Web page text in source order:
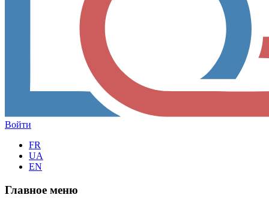
Войти
FR
UA
EN
Главное меню